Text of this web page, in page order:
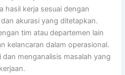
hasil kerja sesuai dengan
akurasi yang ditetapkan.
tim atau departemen lain
kelancaran dalam operasional.
menganalisis masalah yang